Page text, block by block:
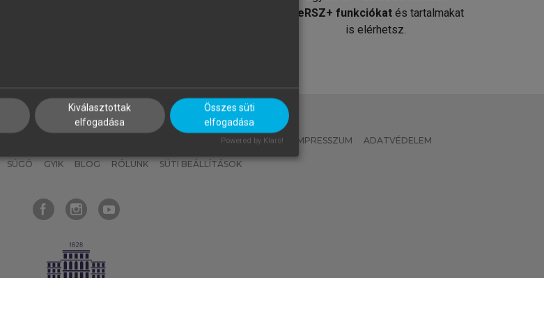
MeRSZ+ funkciókat és tartalmakat
is elérhetsz.
MI – ÁLTALÁNOS IRÁNYELVEK IMPRESSZUM ADATVÉDELEM
SÚGÓ GYIK BLOG RÓLUNK SÜTI BEÁLLÍTÁSOK
Kiválasztottak
elfogadása
Összes süti
elfogadása
Powered by Klaro!